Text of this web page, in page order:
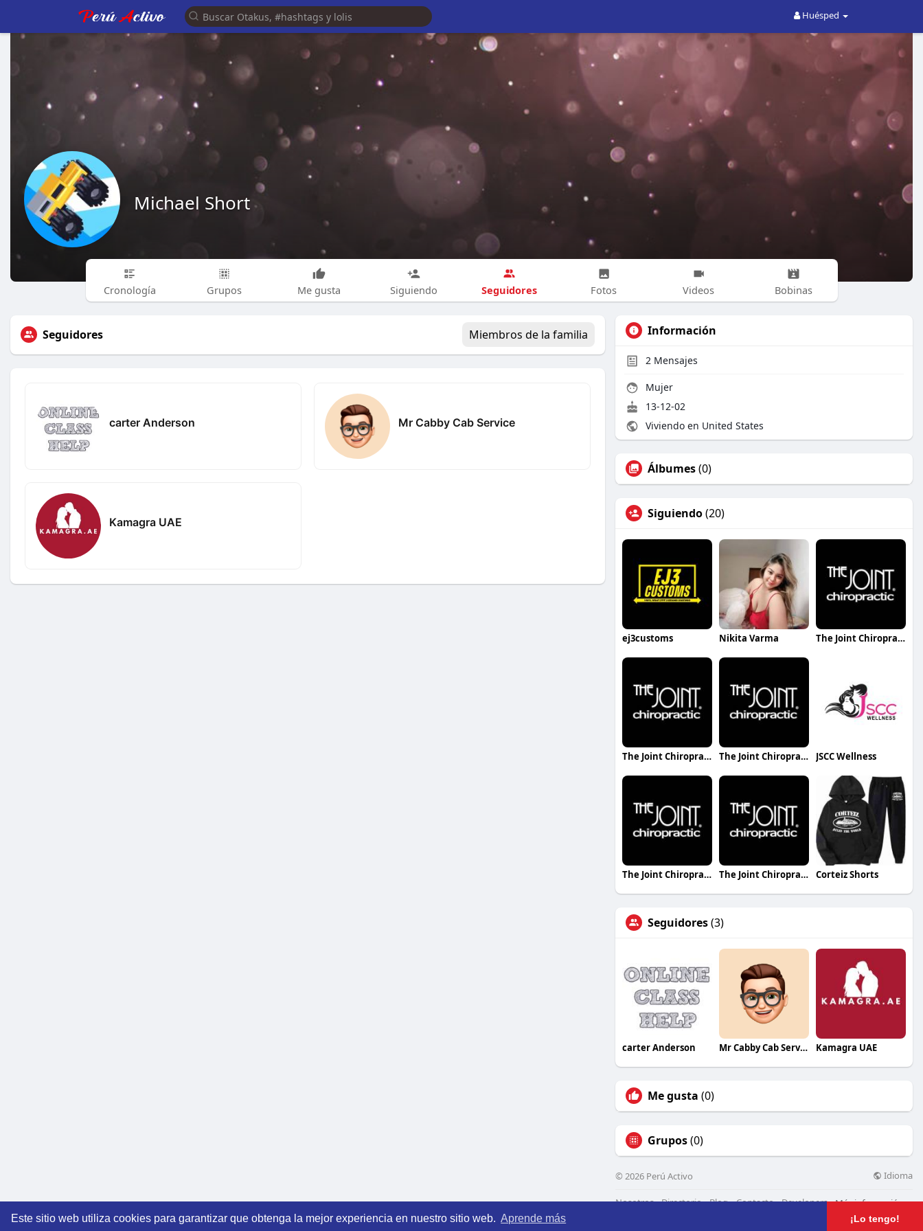
Este sitio web utiliza cookies para garantizar que obtenga la mejor experiencia en nuestro sitio web. Aprende más ¡Lo tengo!
Huésped
Michael Short
Cronología Grupos Me gusta Siguiendo Seguidores Fotos Videos Bobinas
Seguidores Miembros de la familia
carter Anderson Mr Cabby Cab Service
Kamagra UAE
Información
2 Mensajes
Mujer
13-12-02
Viviendo en United States
Álbumes(0)
Siguiendo(20)
ej3customs Nikita Varma The Joint Chiropractic Clift Farm
The Joint Chiropractic Decatur AL The Joint Chiropractic Twin Falls JSCC Wellness
The Joint Chiropractic Powdersville The Joint Chiropractic University Town Center Corteiz Shorts
Seguidores(3)
carter Anderson Mr Cabby Cab Service Kamagra UAE
Me gusta (0)
Grupos(0)
© 2026 Perú Activo Idioma
Nosotros Directorio Blog Contacto Developers Más información